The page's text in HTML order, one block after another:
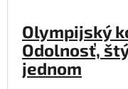
Olympijský
Odolnosť,
jednom